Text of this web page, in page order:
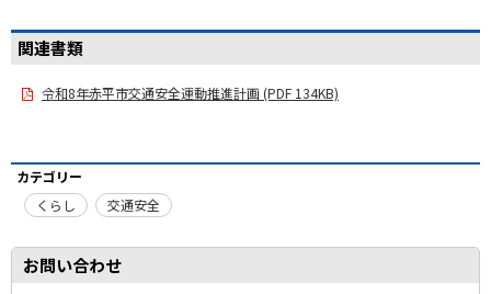
関連書類
令和8年赤平市交通安全運動推進計画 (PDF 134KB)
カテゴリー
くらし
交通安全
お問い合わせ